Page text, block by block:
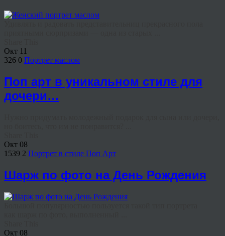
Окт 11
326 0 Портрет маслом
Поп арт в уникальном стиле для
дочери…
Окт 08
1539 2 Портрет в стиле Поп Арт
Шарж по фото на День Рождения
Окт 08